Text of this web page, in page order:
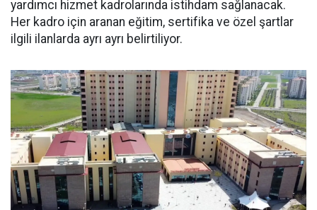
yardımcı hizmet kadrolarında istihdam sağlanacak.
Her kadro için aranan eğitim, sertifika ve özel şartlar
ilgili ilanlarda ayrı ayrı belirtiliyor.